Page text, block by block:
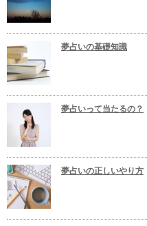
夢占いの基礎知識
夢占いって当たるの？
夢占いの正しいやり方